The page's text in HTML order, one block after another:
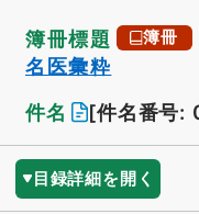
簿冊標題 簿冊
名医彙粋
件名
[件名番号:
目録詳細を開く